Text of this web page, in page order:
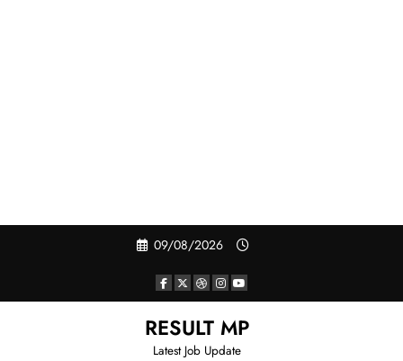
09/08/2026
RESULT MP
Latest Job Update